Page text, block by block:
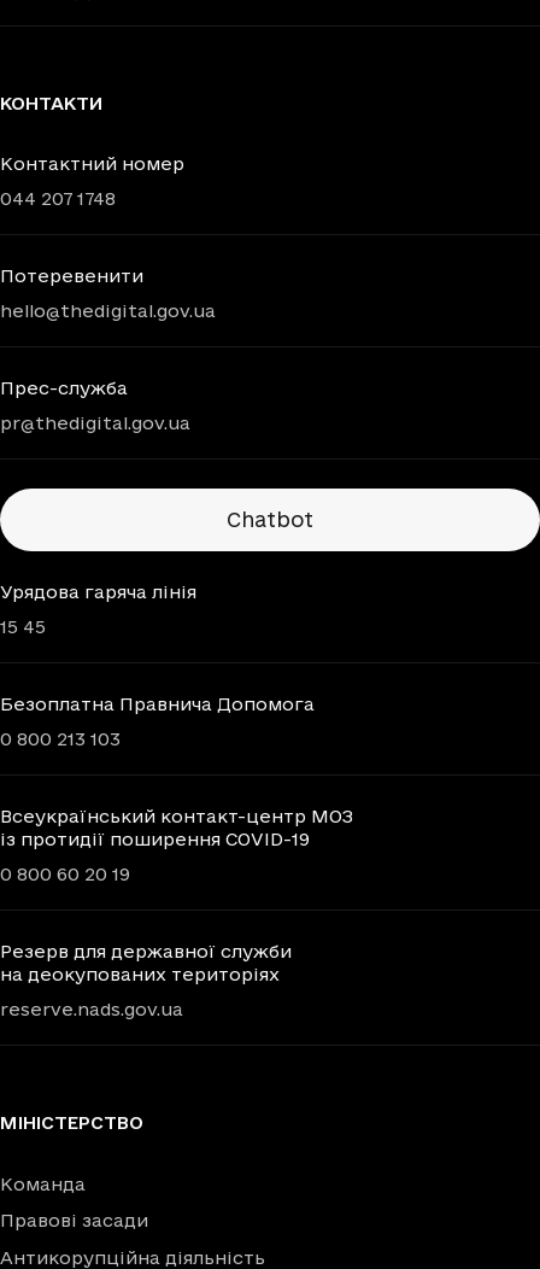
КОНТАКТИ
Контактний номер
044 207 1748
Потеревенити
hello@thedigital.gov.ua
Прес-служба
pr@thedigital.gov.ua
Chatbots
Chatbot
Урядова гаряча лінія
15 45
Безоплатна Правнича Допомога
0 800 213 103
Всеукраїнський контакт-центр МОЗ
із протидії поширення COVID-19
0 800 60 20 19
Резерв для державної служби
на деокупованих територіях
reserve.nads.gov.ua
МІНІСТЕРСТВО
Команда
Правові засади
Антикорупційна діяльність